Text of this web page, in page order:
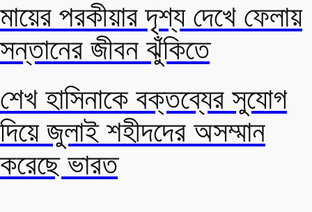
মায়ের পরকীয়ার দৃশ্য দেখে ফেলায়
সন্তানের জীবন ঝুঁকিতে
শেখ হাসিনাকে বক্তব্যের সুযোগ
দিয়ে জুলাই শহীদদের অসম্মান
করেছে ভারত